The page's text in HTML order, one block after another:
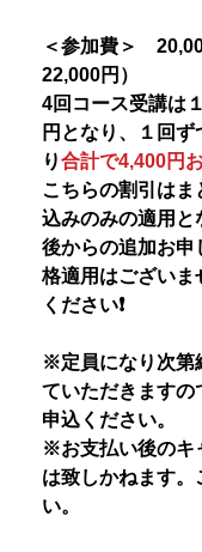
＜参加費＞
22,000円）
4回コース受講は
円となり、１回ず
り合計で4,400円
こちらの割引はま
込みのみの適用と
後からの追加お申
格適用はございま
ください❗️
※定員になり次第
ていただきますの
申込ください。
※お支払い後のキ
は致しかねます。
い。